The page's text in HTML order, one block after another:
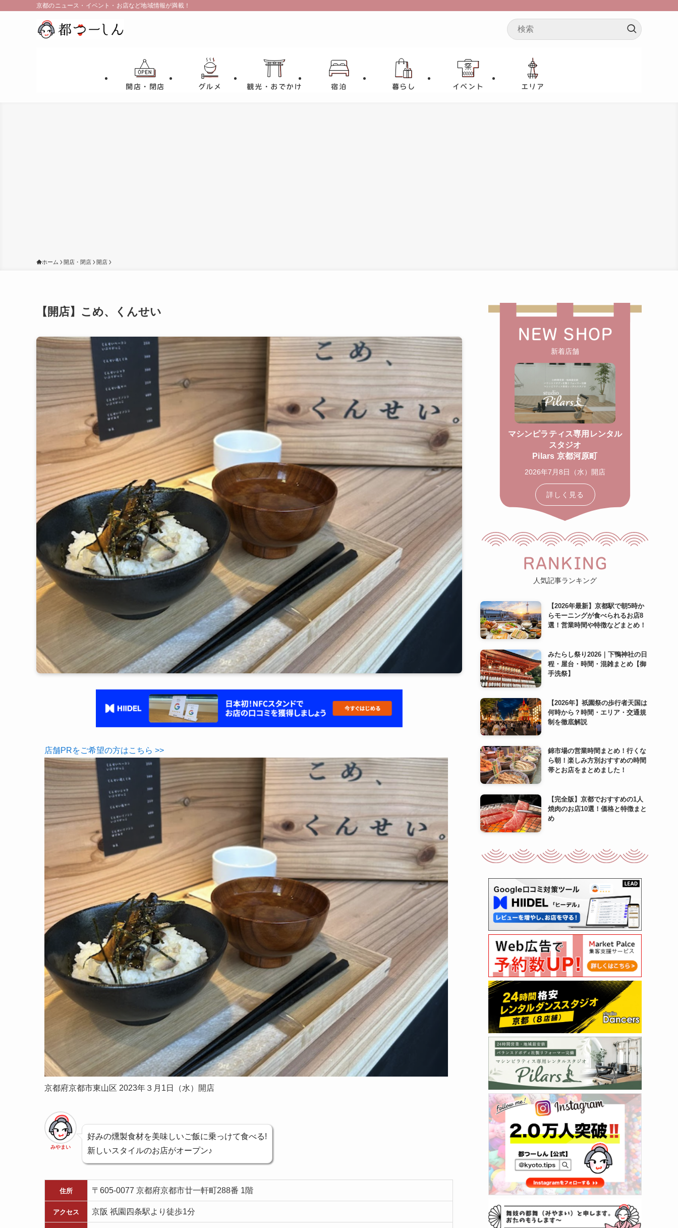
京都のニュース・イベント・お店など地域情報が満載！
開店・閉店 グルメ 観光・おでかけ 宿泊 暮らし イベント エリア
ホーム 開店・閉店 開店
【開店】こめ、くんせい
店舗PRをご希望の方はこちら >>
京都府京都市東山区 2023年３月1日（水）開店
みやまい
好みの燻製食材を美味しいご飯に乗っけて食べる!
新しいスタイルのお店がオープン♪
住所 〒605-0077 京都府京都市廿一軒町288番 1階
アクセス 京阪 祇園四条駅より徒歩1分
NEW SHOP
新着店舗
マシンピラティス専用レンタル
スタジオ
Pilars 京都河原町
2026年7月8日（水）開店
詳しく見る
RANKING
人気記事ランキング
【2026年最新】京都駅で朝5時か
らモーニングが食べられるお店8
選！営業時間や特徴などまとめ！
みたらし祭り2026｜下鴨神社の日
程・屋台・時間・混雑まとめ【御
手洗祭】
【2026年】祇園祭の歩行者天国は
何時から？時間・エリア・交通規
制を徹底解説
錦市場の営業時間まとめ！行くな
ら朝！楽しみ方別おすすめの時間
帯とお店をまとめました！
【完全版】京都でおすすめの1人
焼肉のお店10選！価格と特徴まと
め